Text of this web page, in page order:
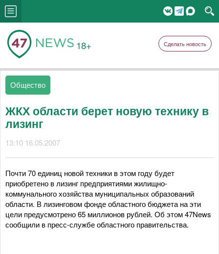
18+ Сделать новость
Общество
ЖКХ области берет новую технику в
лизинг
13:10 16.05.2007
Почти 70 единиц новой техники в этом году будет
приобретено в лизинг предприятиями жилищно-
коммунального хозяйства муниципальных образований
области. В лизинговом фонде областного бюджета на эти
цели предусмотрено 65 миллионов рублей. Об этом 47News
сообщили в пресс-службе областного правительства.